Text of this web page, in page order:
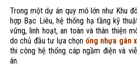
Trong một dự án quy mô lớn như Khu
hợp Bạc Liêu, hệ thống hạ tầng kỹ
vững, linh hoạt, an toàn và thân thiện
do chủ đầu tư lựa chọn ống nhựa gân
thi công hệ thống cáp ngầm điện và
án.